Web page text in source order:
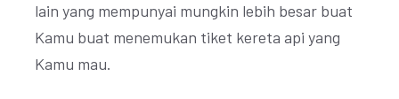
lain yang mempunyai mungkin lebih besar buat
Kamu buat menemukan tiket kereta api yang
Kamu mau.